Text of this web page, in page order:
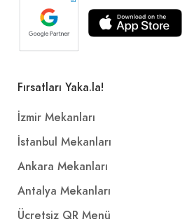
Fırsatları Yaka.la!
İzmir Mekanları
İstanbul Mekanları
Ankara Mekanları
Antalya Mekanları
Ücretsiz QR Menü